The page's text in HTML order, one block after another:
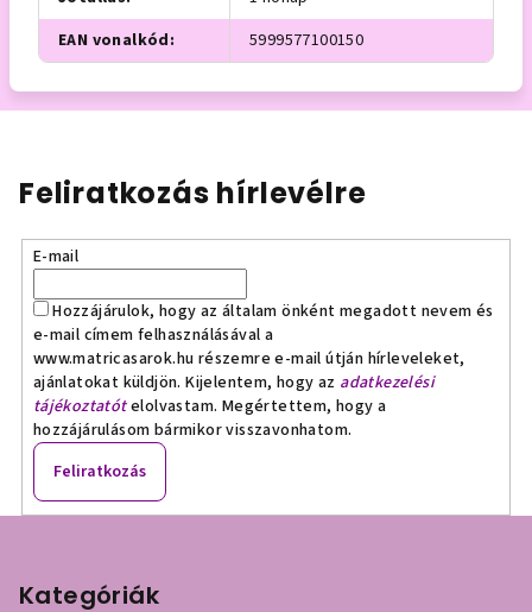
EAN vonalkód: 5999577100150
Feliratkozás hírlevélre
E-mail
Hozzájárulok, hogy az általam önként megadott nevem és
e-mail címem felhasználásával a
www.matricasarok.hu részemre e-mail útján hírleveleket,
ajánlatokat küldjön. Kijelentem, hogy az adatkezelési
tájékoztatótelolvastam. Megértettem, hogy a
hozzájárulásom bármikor visszavonhatom.
Feliratkozás
Kategóriák